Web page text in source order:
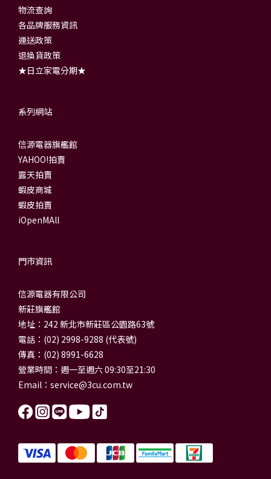
物流查詢
各品牌服務資訊
運送政策
退換貨政策
★日立家電分期★
系列網站
信源電器旗艦館
YAHOO!拍賣
露天拍賣
蝦皮商城
蝦皮拍賣
iOpenMAll
門市資訊
信源電器有限公司
新莊旗艦館
地址：242 新北市新莊區公園路63號
電話：(02) 2998-9288 (代表號)
傳真：(02) 8991-6628
營業時間：週一至週六 09:30至21:30
Email： service@3cu.com.tw